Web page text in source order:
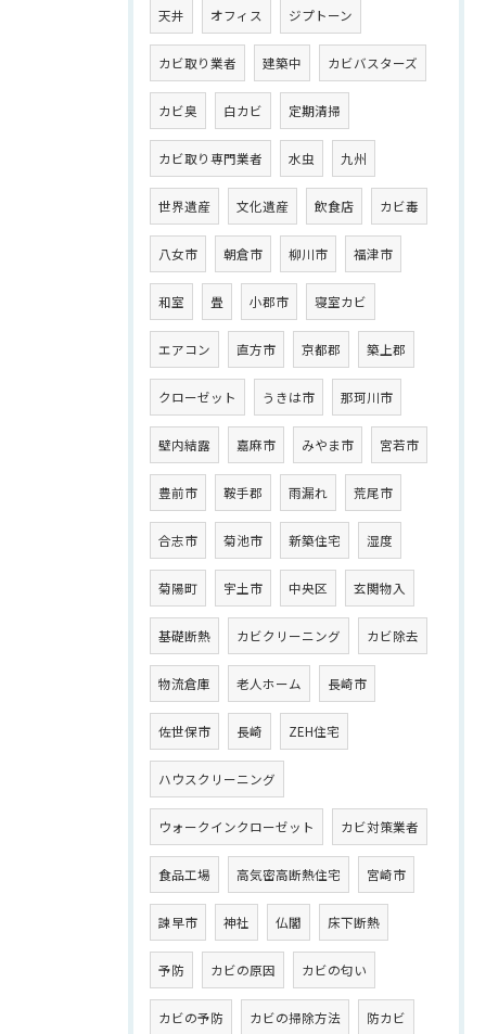
天井 オフィス ジプトーン
カビ取り業者 建築中 カビバスターズ
カビ臭 白カビ 定期清掃
カビ取り専門業者 水虫 九州
世界遺産 文化遺産 飲食店 カビ毒
八女市 朝倉市 柳川市 福津市
和室 畳 小郡市 寝室カビ
エアコン 直方市 京都郡 築上郡
クローゼット うきは市 那珂川市
壁内結露 嘉麻市 みやま市 宮若市
豊前市 鞍手郡 雨漏れ 荒尾市
合志市 菊池市 新築住宅 湿度
菊陽町 宇土市 中央区 玄関物入
基礎断熱 カビクリーニング カビ除去
物流倉庫 老人ホーム 長崎市
佐世保市 長崎 ZEH住宅
ハウスクリーニング
ウォークインクローゼット カビ対策業者
食品工場 高気密高断熱住宅 宮崎市
諫早市 神社 仏閣 床下断熱
予防 カビの原因 カビの匂い
カビの予防 カビの掃除方法 防カビ